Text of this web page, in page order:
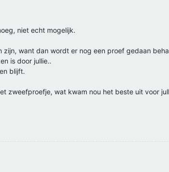
niet echt mogelijk.
zijn, want dan wordt er nog een proef gedaan
is door jullie..
blijft.
zweefproefje, wat kwam nou het beste uit voor